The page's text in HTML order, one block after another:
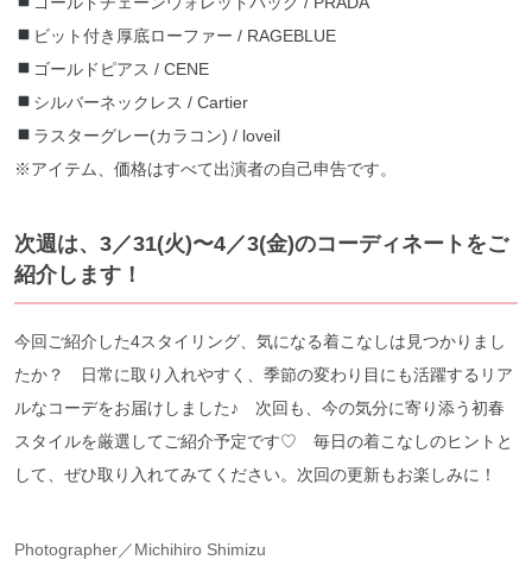
ビット付き厚底ローファー / RAGEBLUE
ゴールドピアス / CENE
シルバーネックレス / Cartier
ラスターグレー(カラコン) / loveil
※アイテム、価格はすべて出演者の自己申告です。
次週は、3／31(火)〜4／3(金)のコーディネートをご
紹介します！
今回ご紹介した4スタイリング、気になる着こなしは見つかりまし
たか？ 日常に取り入れやすく、季節の変わり目にも活躍するリア
ルなコーデをお届けしました♪ 次回も、今の気分に寄り添う初春
スタイルを厳選してご紹介予定です♡ 毎日の着こなしのヒントと
して、ぜひ取り入れてみてください。次回の更新もお楽しみに！
Photographer／Michihiro Shimizu